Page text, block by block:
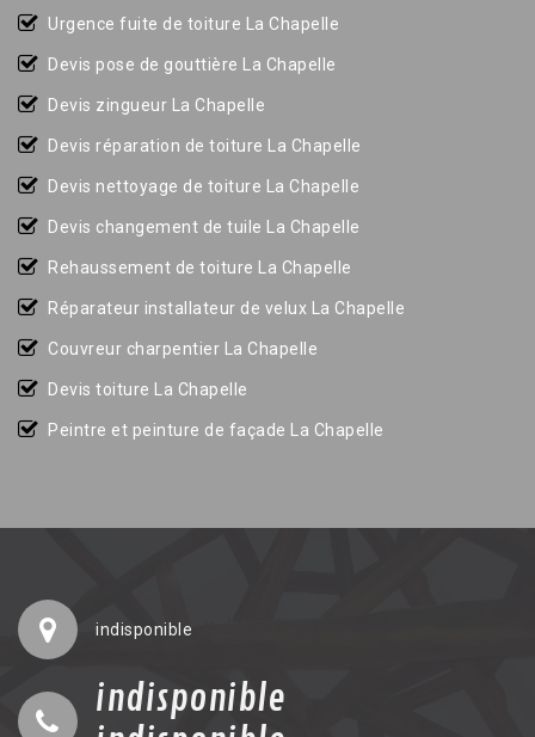
Urgence fuite de toiture La Chapelle
Devis pose de gouttière La Chapelle
Devis zingueur La Chapelle
Devis réparation de toiture La Chapelle
Devis nettoyage de toiture La Chapelle
Devis changement de tuile La Chapelle
Rehaussement de toiture La Chapelle
Réparateur installateur de velux La Chapelle
Couvreur charpentier La Chapelle
Devis toiture La Chapelle
Peintre et peinture de façade La Chapelle
indisponible
indisponible